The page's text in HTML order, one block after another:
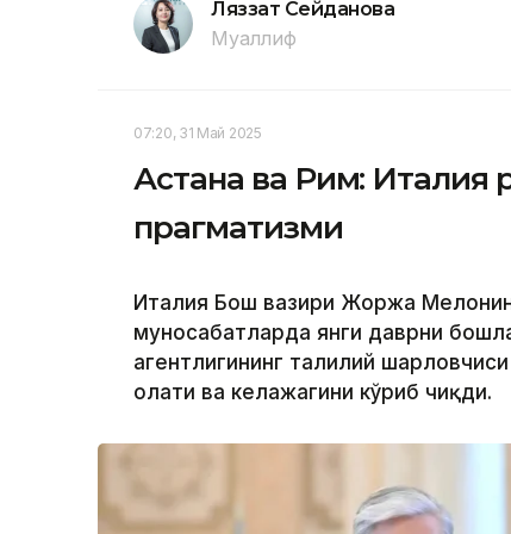
Ляззат Сейданова
Муаллиф
07:20, 31 Май 2025
Астана ва Рим: Италия
прагматизми
Италия Бош вазири Жоржа
муносабатларда янги даврни
агентлигининг таҳлилий
ҳолати ва келажагини кўриб чиқди.